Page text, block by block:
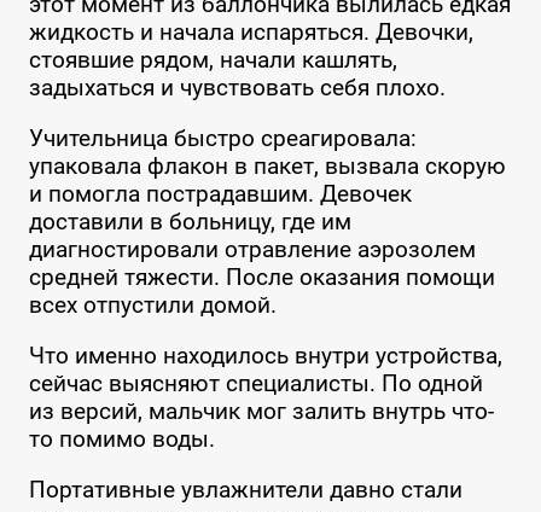
жидкость и начала испаряться. Девочки,
стоявшие рядом, начали кашлять,
задыхаться и чувствовать себя плохо.
Учительница быстро среагировала:
упаковала флакон в пакет, вызвала скорую
и помогла пострадавшим. Девочек
доставили в больницу, где им
диагностировали отравление аэрозолем
средней тяжести. После оказания помощи
всех отпустили домой.
Что именно находилось внутри устройства,
сейчас выясняют специалисты. По одной
из версий, мальчик мог залить внутрь что-
то помимо воды.
Портативные увлажнители давно стали